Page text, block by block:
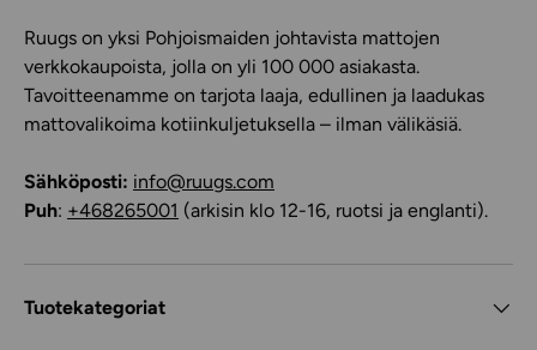
Ruugs on yksi Pohjoismaiden johtavista mattojen
verkkokaupoista, jolla on yli 100 000 asiakasta.
Tavoitteenamme on tarjota laaja, edullinen ja laadukas
mattovalikoima kotiinkuljetuksella – ilman välikäsiä.
Sähköposti: info@ruugs.com
Puh: +468265001 (arkisin klo 12-16, ruotsi ja englanti).
Tuotekategoriat